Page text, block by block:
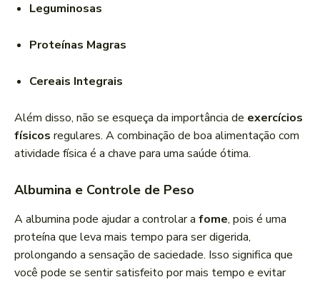
Leguminosas
Proteínas Magras
Cereais Integrais
Além disso, não se esqueça da importância de exercícios
físicos regulares. A combinação de boa alimentação com
atividade física é a chave para uma saúde ótima.
Albumina e Controle de Peso
A albumina pode ajudar a controlar a fome, pois é uma
proteína que leva mais tempo para ser digerida,
prolongando a sensação de saciedade. Isso significa que
você pode se sentir satisfeito por mais tempo e evitar